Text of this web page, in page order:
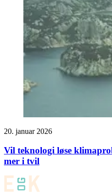
20. januar 2026
Vil teknologi løse
mer i tvil